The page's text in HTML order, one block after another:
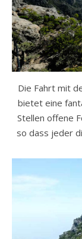
Die Fahrt mit
bietet eine
Stellen offene
so dass jeder